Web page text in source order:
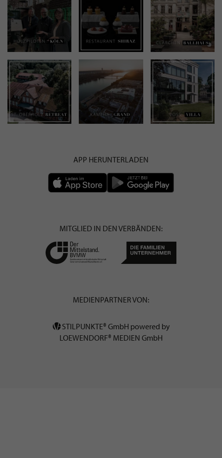
APP HERUNTERLADEN
MITGLIED IN DEN VERBÄNDEN:
MEDIENPARTNER VON:
STILPUNKTE® GmbH powered by
LOEWENDORF® MEDIEN GmbH